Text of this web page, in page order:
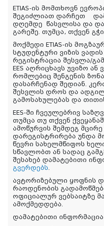
ETIAS-ის მომთხოვნ
შეგიძლიათ დარჩეთ
დღემდე წასვლისა და
გარეშე. თუმცა, თქვენ
მოქმედი ETIAS-ის
სტუდენტური ვიზის
რეგისტრაცია შესვლა/
EES აღრიცხავს უვიზო ან
რომლებიც შენგენის
დასარჩენად შედიან.
შესვლის დროს და
გამოსახულებას და
EES-ში ჩვეულებრივ
თუმცა თუ თქვენ
ამოწურვის შემდეგ
დარეგისტრირება უნდა
წევრი სახელმწიფოს
სწავლობთ ან სადაც
შესახებ დამატებითი
გვერდებს.
ავტორიზებული ყოფნის
რაოდენობის
ოფიციალურ ვებსაიტზე
ამოქმედდება.
დამატებითი ინფორმაცია